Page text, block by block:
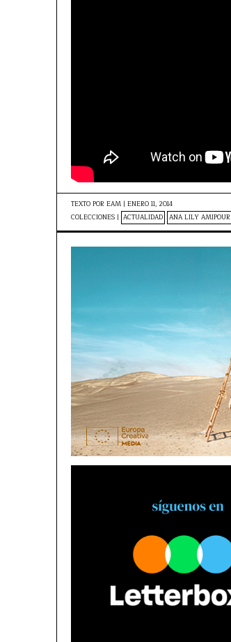
TEXTO POR EAM | ENERO 11, 2014
COLECCIONES | ACTUALIDAD ANA LILY AMIPOUR